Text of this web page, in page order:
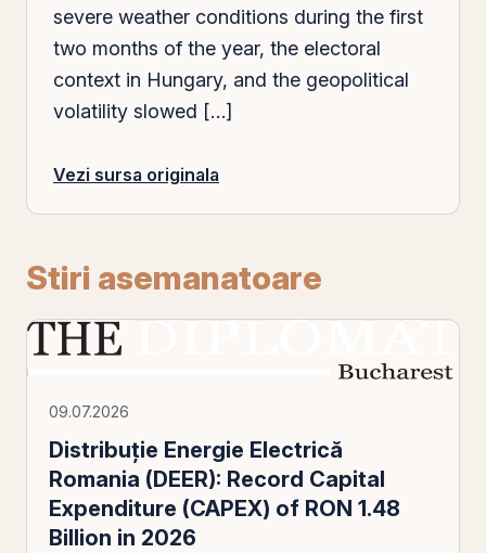
severe weather conditions during the first
two months of the year, the electoral
context in Hungary, and the geopolitical
volatility slowed […]
Vezi sursa originala
Stiri asemanatoare
09.07.2026
Distribuție Energie Electrică
Romania (DEER): Record Capital
Expenditure (CAPEX) of RON 1.48
Billion in 2026